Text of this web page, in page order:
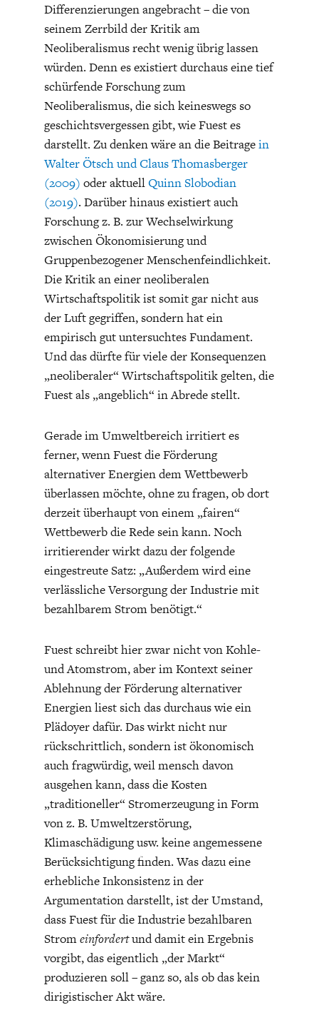
Differenzierungen angebracht – die von
seinem Zerrbild der Kritik am
Neoliberalismus recht wenig übrig lassen
würden. Denn es existiert durchaus eine tief
schürfende Forschung zum
Neoliberalismus, die sich keineswegs so
geschichtsvergessen gibt, wie Fuest es
darstellt. Zu denken wäre an die Beitragein
Walter Ötsch und Claus Thomasberger
(2009) oder aktuellQuinn Slobodian
(2019). Darüber hinaus existiert auch
Forschung z. B. zur Wechselwirkung
zwischen Ökonomisierung und
Gruppenbezogener Menschenfeindlichkeit.
Die Kritik an einer neoliberalen
Wirtschaftspolitik ist somit gar nicht aus
der Luft gegriffen, sondern hat ein
empirisch gut untersuchtes Fundament.
Und das dürfte für viele der Konsequenzen
„neoliberaler“ Wirtschaftspolitik gelten, die
Fuest als „angeblich“ in Abrede stellt.
Gerade im Umweltbereich irritiert es
ferner, wenn Fuest die Förderung
alternativer Energien dem Wettbewerb
überlassen möchte, ohne zu fragen, ob dort
derzeit überhaupt von einem „fairen“
Wettbewerb die Rede sein kann. Noch
irritierender wirkt dazu der folgende
eingestreute Satz: „Außerdem wird eine
verlässliche Versorgung der Industrie mit
bezahlbarem Strom benötigt.“
Fuest schreibt hier zwar nicht von Kohle-
und Atomstrom, aber im Kontext seiner
Ablehnung der Förderung alternativer
Energien liest sich das durchaus wie ein
Plädoyer dafür. Das wirkt nicht nur
rückschrittlich, sondern ist ökonomisch
auch fragwürdig, weil mensch davon
ausgehen kann, dass die Kosten
„traditioneller“ Stromerzeugung in Form
von z. B. Umweltzerstörung,
Klimaschädigung usw. keine angemessene
Berücksichtigung finden. Was dazu eine
erhebliche Inkonsistenz in der
Argumentation darstellt, ist der Umstand,
dass Fuest für die Industrie bezahlbaren
Stromeinfordertund damit ein Ergebnis
vorgibt, das eigentlich „der Markt“
produzieren soll – ganz so, als ob das kein
dirigistischer Akt wäre.